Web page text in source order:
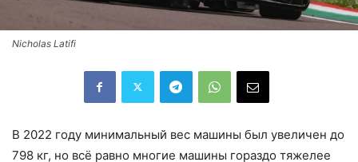
Nicholas Latifi
В 2022 году минимальный вес машины был увеличен до
798 кг, но всё равно многие машины гораздо тяжелее